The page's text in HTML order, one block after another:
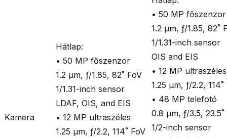
Kamera
Hátlap:
• 50 MP főszenzor
1.2 μm, ƒ/1.85, 82˚ FoV
1/1.31-inch sensor
LDAF, OIS, and EIS
• 12 MP ultraszéles
1.25 μm, ƒ/2.2, 114˚ FoV
• 50 MP főszenzor
1.2 μm, ƒ/1.85, 82˚
1/1.31-inch sensor
OIS and EIS
• 12 MP ultraszéles
1.25 μm, ƒ/2.2, 114˚
• 48 MP telefotó
0.8 μm, ƒ/3.5, 23.5˚
1/2-inch sensor